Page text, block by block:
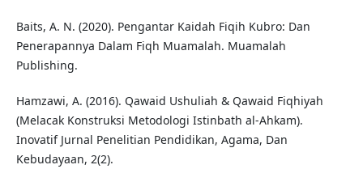
Baits, A. N. (2020). Pengantar Kaidah Fiqih Kubro: Dan
Penerapannya Dalam Fiqh Muamalah. Muamalah
Publishing.
Hamzawi, A. (2016). Qawaid Ushuliah & Qawaid Fiqhiyah
(Melacak Konstruksi Metodologi Istinbath al-Ahkam).
Inovatif Jurnal Penelitian Pendidikan, Agama, Dan
Kebudayaan, 2(2).